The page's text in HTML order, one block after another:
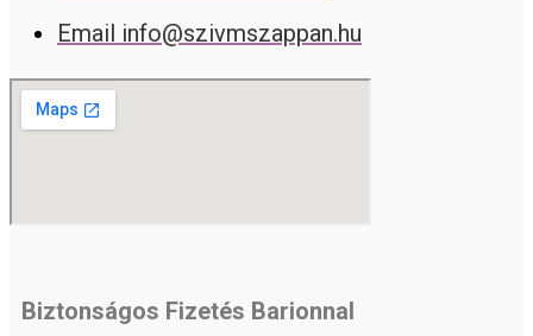
Email info@szivmszappan.hu
Biztonságos Fizetés Barionnal